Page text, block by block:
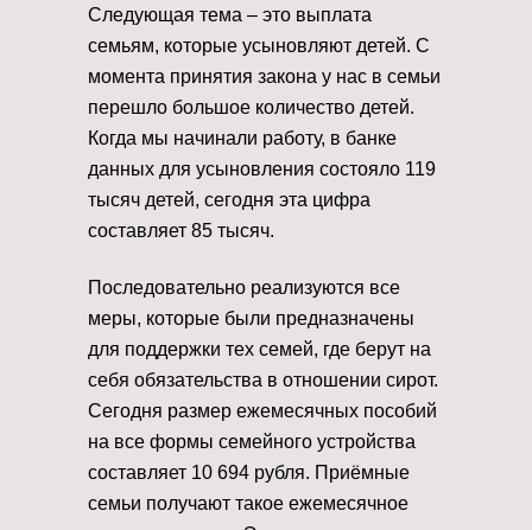
Следующая тема – это выплата
семьям, которые усыновляют детей. С
момента принятия закона у нас в семьи
перешло большое количество детей.
Когда мы начинали работу, в банке
данных для усыновления состояло 119
тысяч детей, сегодня эта цифра
составляет 85 тысяч.
Последовательно реализуются все
меры, которые были предназначены
для поддержки тех семей, где берут на
себя обязательства в отношении сирот.
Сегодня размер ежемесячных пособий
на все формы семейного устройства
составляет 10 694 рубля. Приёмные
семьи получают такое ежемесячное